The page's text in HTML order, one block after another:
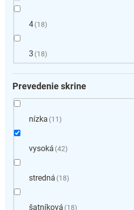
4 18
3 18
Prevedenie skrine
nízka 11
vysoká 42
stredná 18
šatníková 18